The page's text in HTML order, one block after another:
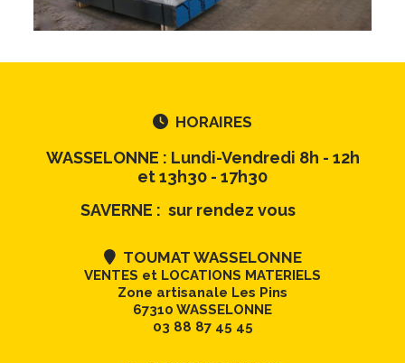
 HORAIRES
WASSELONNE : Lundi-Vendredi 8h - 12h
et 13h30 - 17h30
SAVERNE : sur rendez vous
TOUMAT WASSELONNE
VENTES et LOCATIONS MATERIELS
Zone artisanale Les Pins
67310 WASSELONNE
03 88 87 45 45